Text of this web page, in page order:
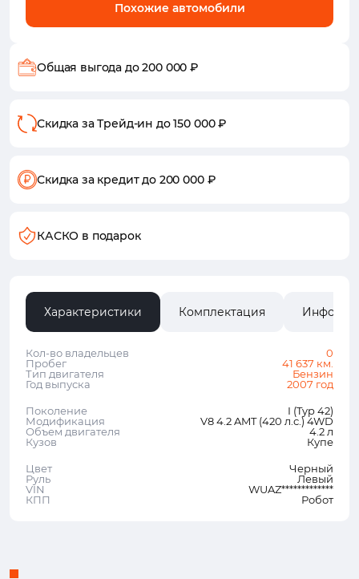
Похожие автомобили
Общая выгода до 200 000 ₽
Скидка за Трейд-ин до 150 000 ₽
Скидка за кредитдо 200 000 ₽
КАСКО в подарок
Характеристики Комплектация
Кол-во владельцев
0
Пробег
41 637 км.
Тип двигателя
Бензин
Год выпуска
2007 год
Поколение
I (Typ 42)
Модификация
V8 4.2 AMT (420 л.с.) 4WD
Объем двигателя
4.2 л
Кузов
Купе
Цвет
Черный
Руль
Левый
VIN
WUAZ*************
КПП
Робот